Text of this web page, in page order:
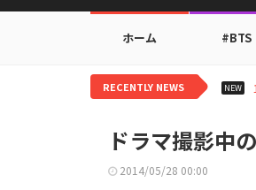
ホーム #BTS
RECENTLY NEWS NEW
ドラマ撮影中
2014/05/28 00:00